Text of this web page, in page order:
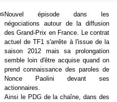
Nouvel épisode dans les
négociations autour de la diffusion
des Grand-Prix en France. Le contrat
actuel de TF1 s'arrête à l'issue de la
saison 2012 mais sa prolongation
semble loin d'être acquise quand on
prend connaissance des paroles de
Nonce Paolini devant ses
actionnaires.
Ainsi le PDG de la chaîne, dans des